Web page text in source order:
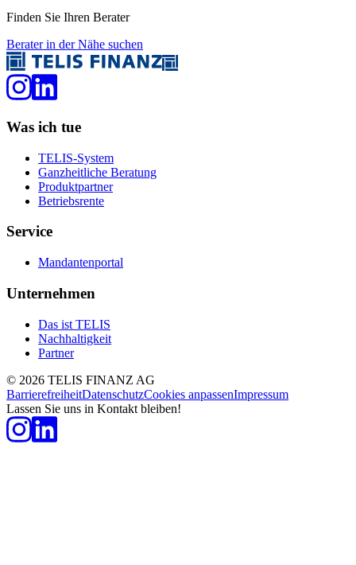
Finden Sie Ihren Berater
Berater in der Nähe suchen
Was ich tue
TELIS-System
Ganzheitliche Beratung
Produktpartner
Betriebsrente
Service
Mandantenportal
Unternehmen
Das ist TELIS
Nachhaltigkeit
Partner
© 2026 TELIS FINANZ AG
BarrierefreiheitDatenschutzCookies anpassenImpressum
Lassen Sie uns in Kontakt bleiben!